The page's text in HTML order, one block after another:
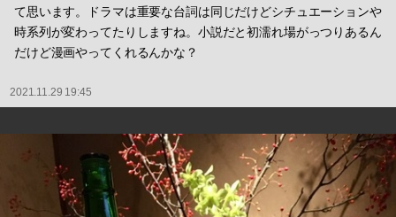
て思います。ドラマは重要な台詞は同じだけどシチュエーションや
時系列が変わってたりしますね。小説だと初濡れ場がっつりあるん
だけど漫画やってくれるんかな？
2021.11.29 19:45